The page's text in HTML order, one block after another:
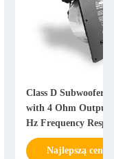
Professional 1000W
Amplifier with
Superior Sound for
Najlepszą cenę